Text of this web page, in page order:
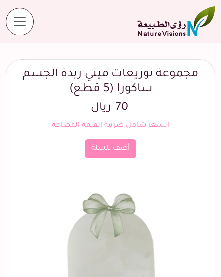
المنتجات
مجموعة توزيعات ميني زبدة الجسم ساكورا (5 قطع)
مجموعة توزيعات ميني زبدة الجسم
ساكورا (5 قطع)
70 ريال
السعر شامل ضريبة القيمة المضافة
أضف للسلة